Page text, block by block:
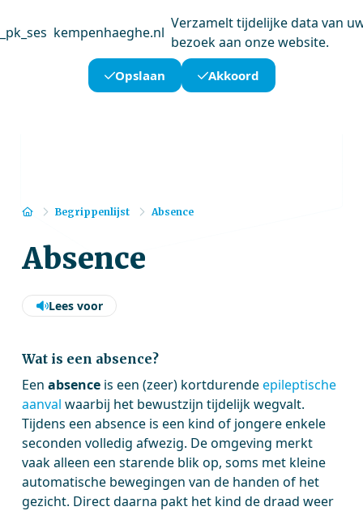
_pk_ses kempenhaeghe.nl
Verzamelt tijdelijke data van
bezoek aan onze website.
Opslaan Akkoord
HomeBegrippenlijst Absence
Absence
Lees voor
Wat is een absence?
Eenabsence is een (zeer) kortdurendeepileptische
aanval waarbij het bewustzijn tijdelijk wegvalt.
Tijdens een absence is een kind of jongere enkele
seconden volledig afwezig. De omgeving merkt
vaak alleen een starende blik op, soms met kleine
automatische bewegingen van de handen of het
gezicht. Direct daarna pakt het kind de draad weer